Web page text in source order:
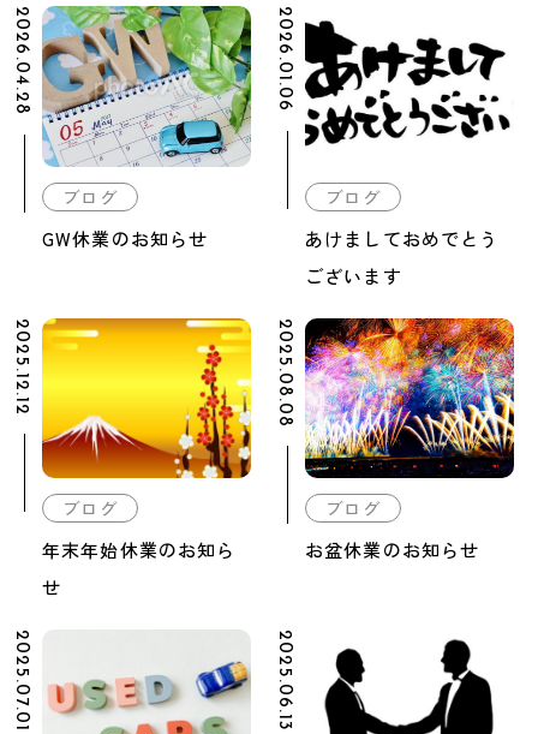
2026.04.28
ブログ
GW休業のお知らせ
2026.01.06
ブログ
あけましておめでとう
ございます
2025.12.12
ブログ
年末年始休業のお知ら
せ
2025.08.08
ブログ
お盆休業のお知らせ
2025.07.01 2025.06.13